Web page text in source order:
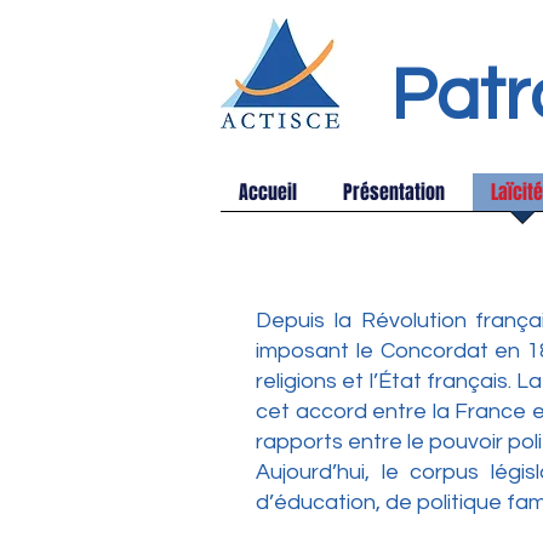
Accueil Présentation Laïcité
Depuis la Révolution
imposant le Concordat en
religions et l’État français.
cet accord entre la France
rapports entre le pouvoir
Aujourd’hui, le corpus
d’éducation, de politique